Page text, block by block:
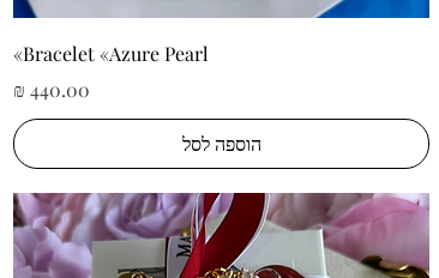
תצוגה מהירהBracelet «Azure Pearl»
מחיר
הוספה לסל